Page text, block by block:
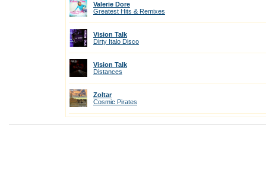
Valerie Dore
Greatest Hits & Remixes
Vision Talk
Dirty Italo Disco
Vision Talk
Distances
Zoltar
Cosmic Pirates